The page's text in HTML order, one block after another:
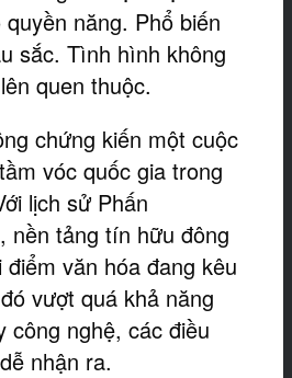
năng. Phổ biến
sắc. Tình hình không
quen thuộc.
chứng kiến một cuộc
vóc quốc gia trong
lịch sử Phấn
nền tảng tín hữu đông
văn hóa đang kêu
vượt quá khả năng
công nghệ, các điều
nhận ra.